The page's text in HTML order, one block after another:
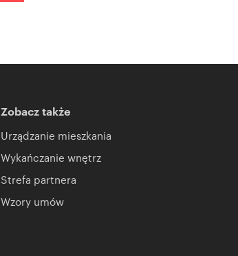
Zobacz także
Urządzanie mieszkania
Wykańczanie wnętrz
Strefa partnera
Wzory umów